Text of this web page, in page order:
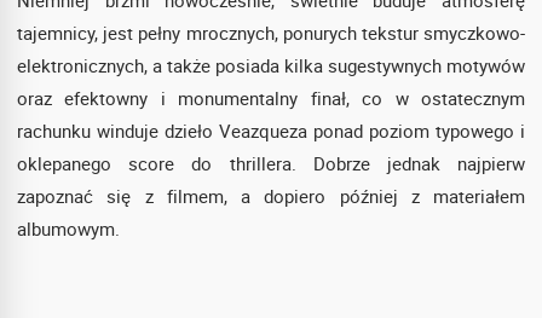
tajemnicy, jest pełny mrocznych, ponurych tekstur smyczkowo-
elektronicznych, a także posiada kilka sugestywnych motywów
oraz efektowny i monumentalny finał, co w ostatecznym
rachunku winduje dzieło Veazqueza ponad poziom typowego i
oklepanego score do thrillera. Dobrze jednak najpierw
zapoznać się z filmem, a dopiero później z materiałem
albumowym.